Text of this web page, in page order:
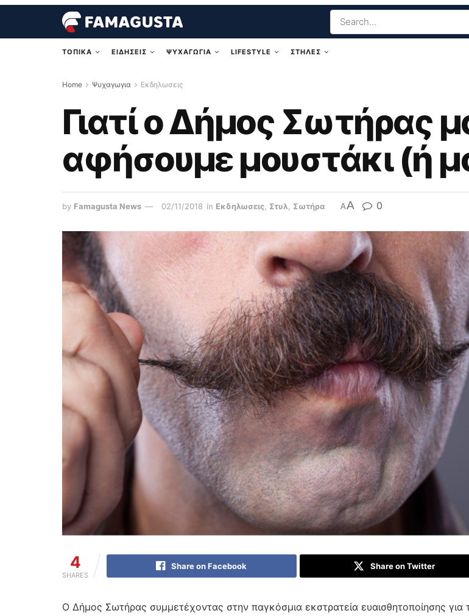
ΤΟΠΙΚΑ ΕΙΔΗΣΕΙΣ ΨΥΧΑΓΩΓΙΑ LIFESTYLE ΣΤΗΛΕΣ
Home Ψυχαγωγια Εκδηλωσεις
Γιατί ο Δήμος Σωτήρας
αφήσουμε μουστάκι (ή
by Famagusta News 02/11/2018 in Εκδηλωσεις, Στυλ, Σωτήρα AA 0
4
SHARES
Share on Facebook Share on Twitter
Ο Δήμος Σωτήρας συμμετέχοντας στην παγκόσμια εκστρατεία ευαισθητοποίησης για